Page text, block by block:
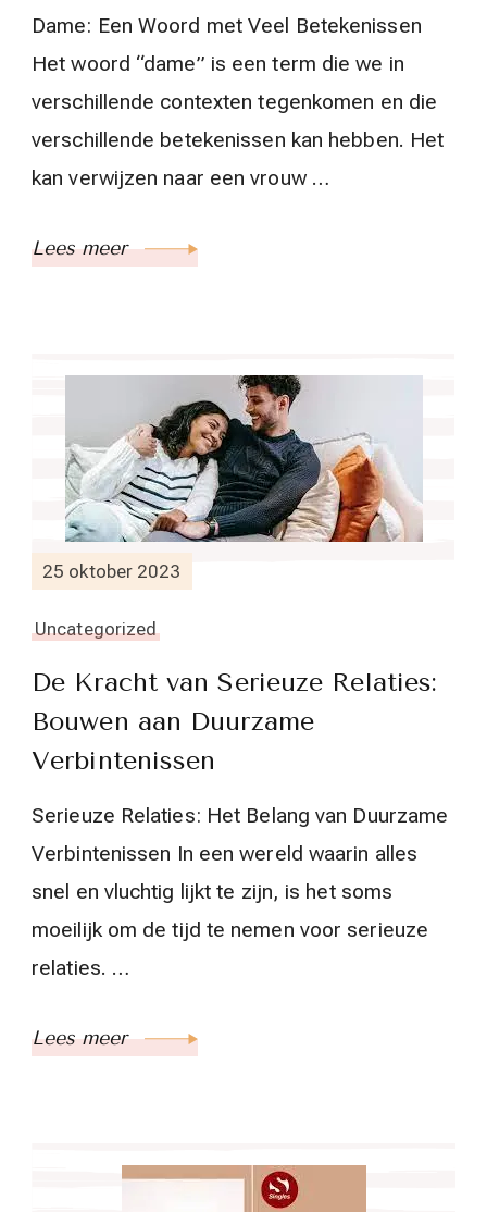
Dame: Een Woord met Veel Betekenissen
Het woord “dame” is een term die we in
verschillende contexten tegenkomen en die
verschillende betekenissen kan hebben. Het
kan verwijzen naar een vrouw …
Lees meer
25 oktober 2023
Uncategorized
De Kracht van Serieuze Relaties:
Bouwen aan Duurzame
Verbintenissen
Serieuze Relaties: Het Belang van Duurzame
Verbintenissen In een wereld waarin alles
snel en vluchtig lijkt te zijn, is het soms
moeilijk om de tijd te nemen voor serieuze
relaties. …
Lees meer